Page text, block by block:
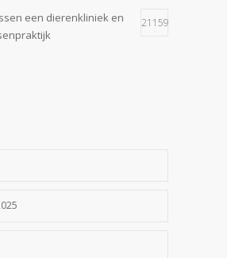
een dierenkliniek en
21159
hond gesneden of